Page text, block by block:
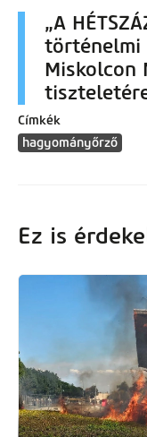
„A
történelmi
Miskolcon
Címkék
hagyományőrző
Ez is